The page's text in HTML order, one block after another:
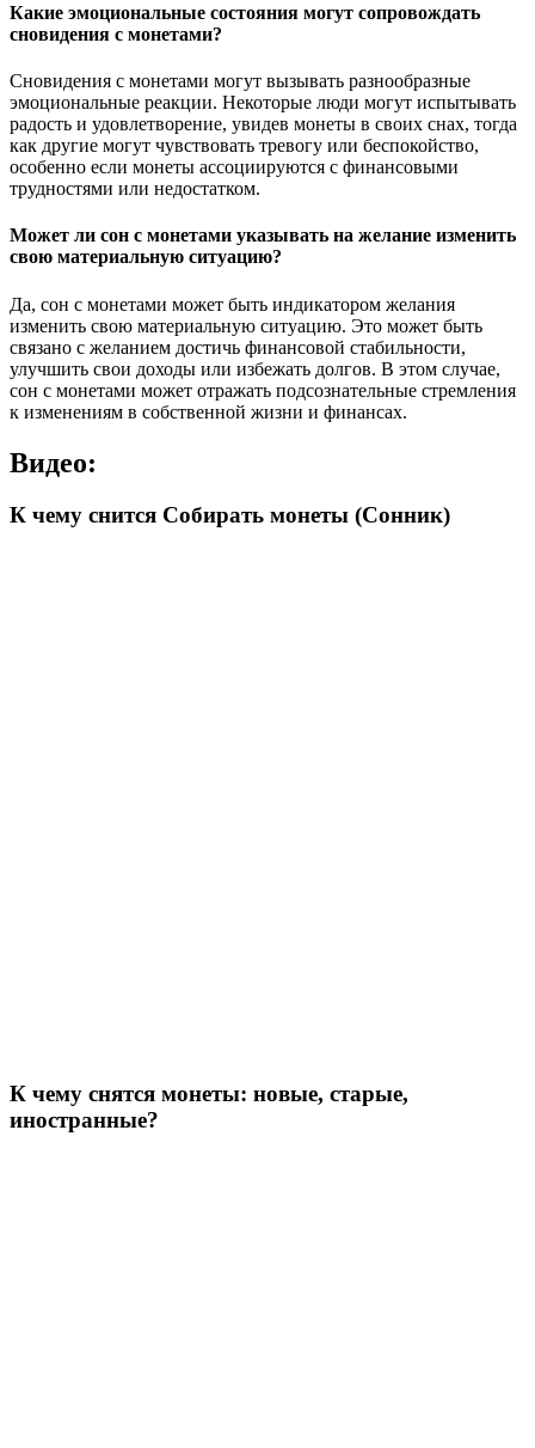
Какие эмоциональные состояния могут сопровождать
сновидения с монетами?
Сновидения с монетами могут вызывать разнообразные
эмоциональные реакции. Некоторые люди могут испытывать
радость и удовлетворение, увидев монеты в своих снах, тогда
как другие могут чувствовать тревогу или беспокойство,
особенно если монеты ассоциируются с финансовыми
трудностями или недостатком.
Может ли сон с монетами указывать на желание изменить
свою материальную ситуацию?
Да, сон с монетами может быть индикатором желания
изменить свою материальную ситуацию. Это может быть
связано с желанием достичь финансовой стабильности,
улучшить свои доходы или избежать долгов. В этом случае,
сон с монетами может отражать подсознательные стремления
к изменениям в собственной жизни и финансах.
Видео:
К чему снится Собирать монеты (Сонник)
К чему снятся монеты: новые, старые,
иностранные?